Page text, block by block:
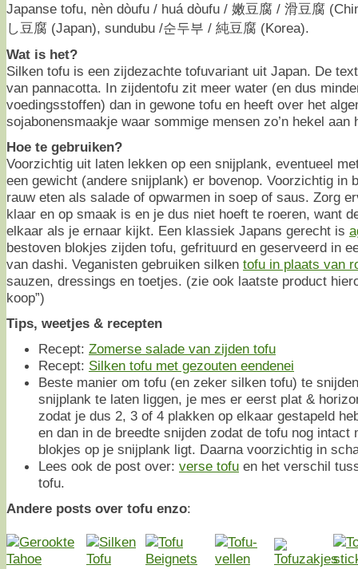
Japanse tofu, nèn dòufu / huá dòufu / 嫩豆腐 / 滑豆腐
し豆腐 (Japan), sundubu /순두부 / 純豆腐 (Korea).
Wat is het?
Silken tofu is een zijdezachte tofuvariant uit Japan. De
van pannacotta. In zijdentofu zit meer water (en dus
voedingsstoffen) dan in gewone tofu en heeft over het
sojabonensmaakje waar sommige mensen zo’n hekel aan
Hoe te gebruiken?
Voorzichtig uit laten lekken op een snijplank, eventueel
een gewicht (andere snijplank) er bovenop. Voorzichtig in
rauw eten als salade of opwarmen in soep of saus. Zorg
klaar en op smaak is en je dus niet hoeft te roeren, want
elkaar als je ernaar kijkt. Een klassiek Japans gerecht is
bestoven blokjes zijden tofu, gefrituurd en geserveerd in
van dashi. Veganisten gebruiken silken tofu in plaats van
sauzen, dressings en toetjes. (zie ook laatste product
koop”)
Tips, weetjes & recepten
Recept: Zomerse salade van zijden tofu
Recept: Silken tofu met gezouten eendenei
Beste manier om tofu (en zeker silken tofu) te
snijplank te laten liggen, je mes er eerst plat &
zodat je dus 2, 3 of 4 plakken op elkaar gestapeld
en dan in de breedte snijden zodat de tofu nog intact
blokjes op je snijplank ligt. Daarna voorzichtig in
Lees ook de post over: verse tofu en het verschil
tofu.
Andere posts over tofu enzo: